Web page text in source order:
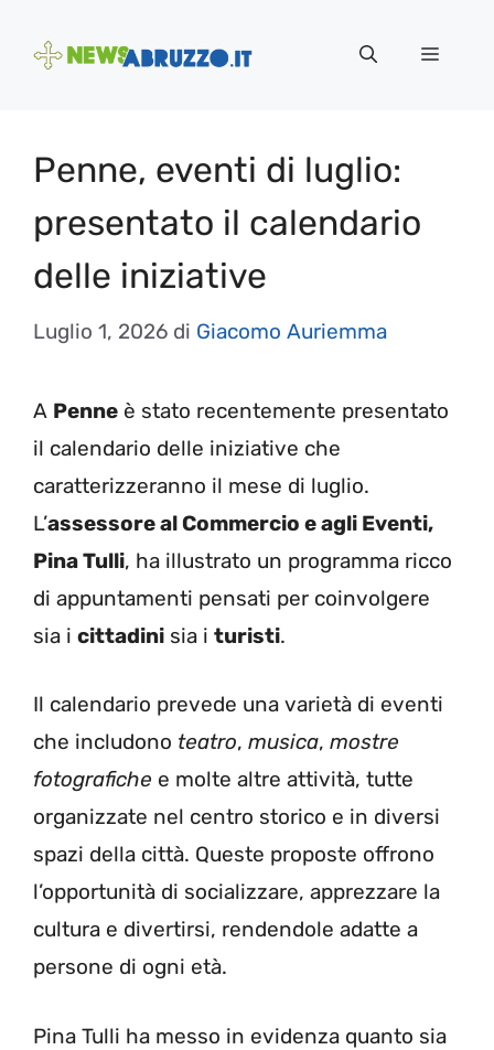
Menu
Penne, eventi di luglio:
presentato il calendario
delle iniziative
Luglio 1, 2026 di Giacomo Auriemma
A Penne è stato recentemente presentato
il calendario delle iniziative che
caratterizzeranno il mese di luglio.
L’assessore al Commercio e agli Eventi,
Pina Tulli, ha illustrato un programma ricco
di appuntamenti pensati per coinvolgere
sia i cittadini sia i turisti.
Il calendario prevede una varietà di eventi
che includono teatro, musica, mostre
fotografiche e molte altre attività, tutte
organizzate nel centro storico e in diversi
spazi della città. Queste proposte offrono
l’opportunità di socializzare, apprezzare la
cultura e divertirsi, rendendole adatte a
persone di ogni età.
Pina Tulli ha messo in evidenza quanto sia